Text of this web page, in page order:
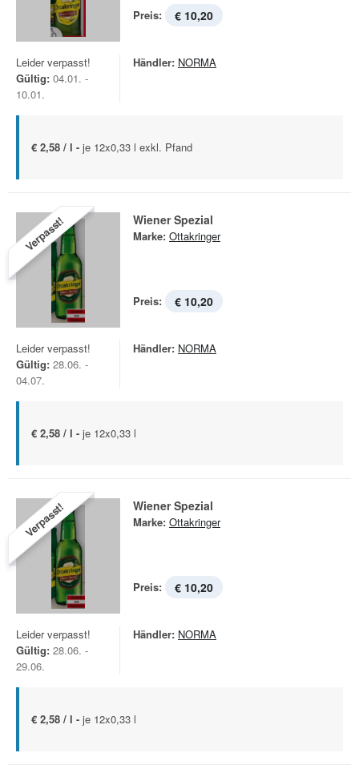
Preis: € 10,20
Leider verpasst!
Gültig: 04.01. -
10.01.
Händler: NORMA
€ 2,58 / l - je 12x0,33 l exkl. Pfand
Verpasst! Wiener Spezial
Marke: Ottakringer
Preis: € 10,20
Leider verpasst!
Gültig: 28.06. -
04.07.
Händler: NORMA
€ 2,58 / l - je 12x0,33 l
Verpasst! Wiener Spezial
Marke: Ottakringer
Preis: € 10,20
Leider verpasst!
Gültig: 28.06. -
29.06.
Händler: NORMA
€ 2,58 / l - je 12x0,33 l